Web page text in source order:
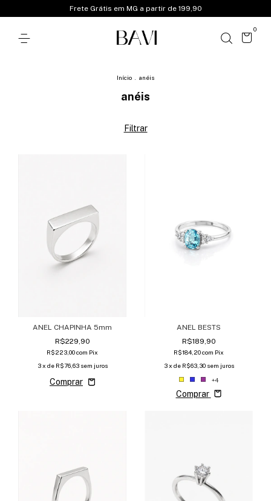
Frete Grátis em MG a partir de 199,90
0
Início anéis
anéis
Filtrar
ANEL CHAPINHA 5mm
R$229,90
R$223,00com Pix
3 x de R$76,63 sem juros
ANEL BESTS
R$189,90
R$184,20com Pix
3 x de R$63,30 sem juros
+4
Comprar